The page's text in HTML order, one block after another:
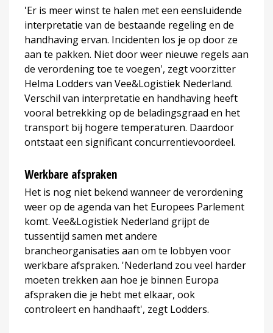
'Er is meer winst te halen met een eensluidende
interpretatie van de bestaande regeling en de
handhaving ervan. Incidenten los je op door ze
aan te pakken. Niet door weer nieuwe regels aan
de verordening toe te voegen', zegt voorzitter
Helma Lodders van Vee&Logistiek Nederland.
Verschil van interpretatie en handhaving heeft
vooral betrekking op de beladingsgraad en het
transport bij hogere temperaturen. Daardoor
ontstaat een significant concurrentievoordeel.
Werkbare afspraken
Het is nog niet bekend wanneer de verordening
weer op de agenda van het Europees Parlement
komt. Vee&Logistiek Nederland grijpt de
tussentijd samen met andere
brancheorganisaties aan om te lobbyen voor
werkbare afspraken. 'Nederland zou veel harder
moeten trekken aan hoe je binnen Europa
afspraken die je hebt met elkaar, ook
controleert en handhaaft', zegt Lodders.